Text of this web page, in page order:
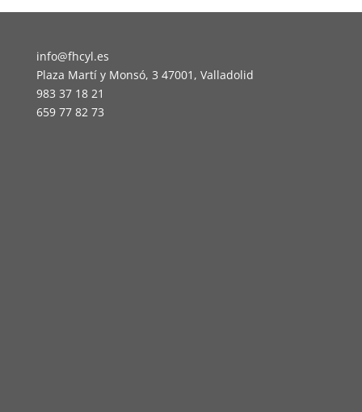
info@fhcyl.es
Plaza Martí y Monsó, 3 47001, Valladolid
983 37 18 21
659 77 82 73